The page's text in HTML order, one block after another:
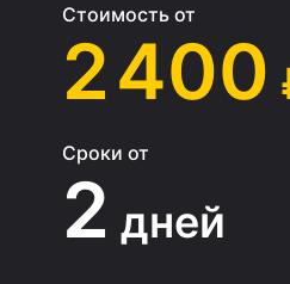
Стоимость от
2 400
Сроки от
2 дней